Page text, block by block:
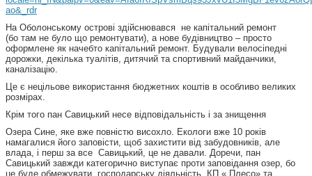
ao&_rdr
На Оболонському острові здійснювався не капітальний ремонт
(бо там не було що ремонтувати), а нове будівництво – просто
оформлене як начебто капітальний ремонт. Будували велосіпедні
дорожки, декілька туалітів, дитячий та спортивний майданчики,
каналізацію.
Це є нецільове використання бюджетних коштів в особливо великих
розмірах.
Крім того пан Савицький несе відповідальність і за знищення
Озера Сине, яке вже повністю висохло. Екологи вже 10 років
намагалися його заповісти, щоб захистити від забудовників, але
влада, і перш за все Савицький, це не давали. Доречи, пан
Савицький завжди категорично виступає проти заповідання озер, бо
це буде обмежувати господарську діяльність КП « Плесо» та